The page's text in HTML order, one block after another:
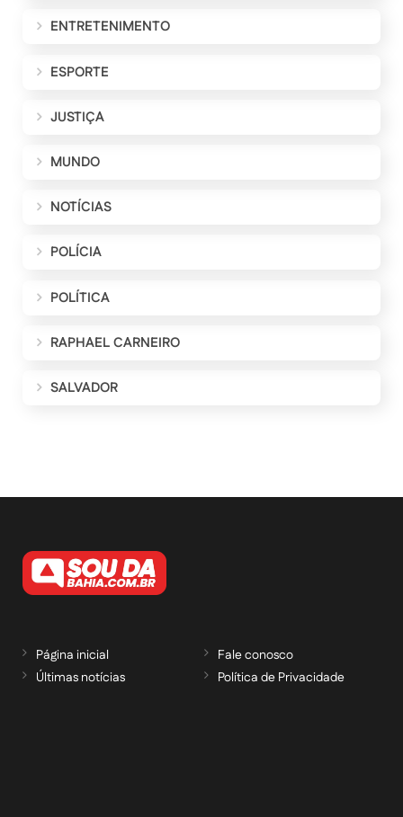
ENTRETENIMENTO
ESPORTE
JUSTIÇA
MUNDO
NOTÍCIAS
POLÍCIA
POLÍTICA
RAPHAEL CARNEIRO
SALVADOR
Página inicial
Últimas notícias
Fale conosco
Política de Privacidade